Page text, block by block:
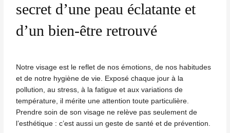
secret d’une peau éclatante et
d’un bien-être retrouvé
Notre visage est le reflet de nos émotions, de nos habitudes
et de notre hygiène de vie. Exposé chaque jour à la
pollution, au stress, à la fatigue et aux variations de
température, il mérite une attention toute particulière.
Prendre soin de son visage ne relève pas seulement de
l’esthétique : c’est aussi un geste de santé et de prévention.